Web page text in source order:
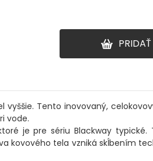
vyššie. Tento inovovaný,
vode.
je pre sériu Blackway typické.
kovového tela vzniká skĺbením